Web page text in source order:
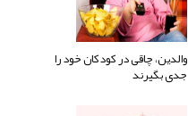
والدین، چاقی در کودکان خود را
جدی بگیرند